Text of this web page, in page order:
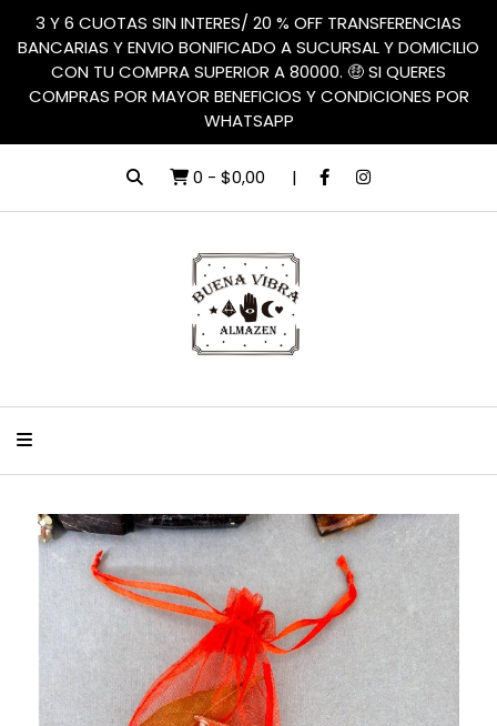
3 Y 6 CUOTAS SIN INTERES/ 20 % OFF TRANSFERENCIAS
BANCARIAS Y ENVIO BONIFICADO A SUCURSAL Y DOMICILIO
CON TU COMPRA SUPERIOR A 80000. 🤑 SI QUERES
COMPRAS POR MAYOR BENEFICIOS Y CONDICIONES POR
WHATSAPP
0 - $0,00